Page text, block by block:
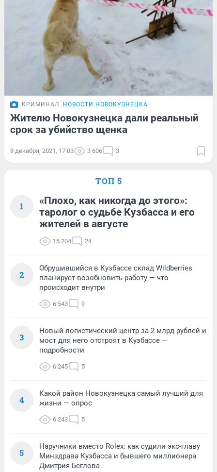
КРИМИНАЛ НОВОСТИ НОВОКУЗНЕЦКА
Жителю Новокузнецка дали реальный
срок за убийство щенка
9 декабря, 2021, 17:03 3 606 3
ТОП 5
1
«Плохо, как никогда до этого»:
таролог о судьбе Кузбасса и его
жителей в августе
15 204 24
2
Обрушившийся в Кузбассе склад Wildberries
планирует возобновить работу — что
происходит внутри
6 543 9
3
Новый логистический центр за 2 млрд рублей и
мост для него отстроят в Кузбассе —
подробности
6 245 5
4
Какой район Новокузнецка самый лучший для
жизни — опрос
6 243 5
5
Наручники вместо Rolex: как судили экс-главу
Минздрава Кузбасса и бывшего миллионера
Дмитрия Беглова